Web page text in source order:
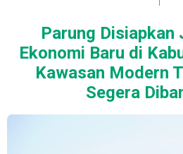
Parung Disiapkan
Ekonomi Baru di
Kawasan Modern
Segera